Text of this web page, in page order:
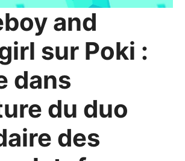
and
sur Poki :
dans
du duo
des